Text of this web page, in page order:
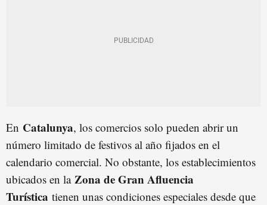
En Catalunya, los comercios solo pueden abrir un
número limitado de festivos al año fijados en el
calendario comercial. No obstante, los establecimientos
ubicados en la Zona de Gran Afluencia
Turística tienen unas condiciones especiales desde que